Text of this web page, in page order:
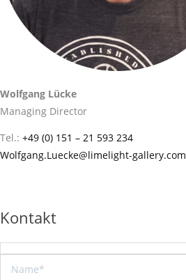
Wolfgang Lücke
Managing Director
Tel.: +49 (0) 151 – 21 593 234
Wolfgang.Luecke@limelight-gallery.com
Kontakt